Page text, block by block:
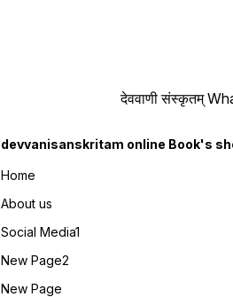
देववाणी संस्कृतम्
devvanisanskritam online Book's
Home
About us
Social Media1
New Page2
New Page